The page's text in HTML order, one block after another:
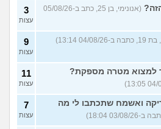
חדשות במדור
(אנונימי, בן 25, כתב ב-05/08/26
3
עצות
26 13:14)
9
עצות
למצוא מטרה מספקת? 11
עצות
ואשמח שתכתבו לי מה
7
עצות